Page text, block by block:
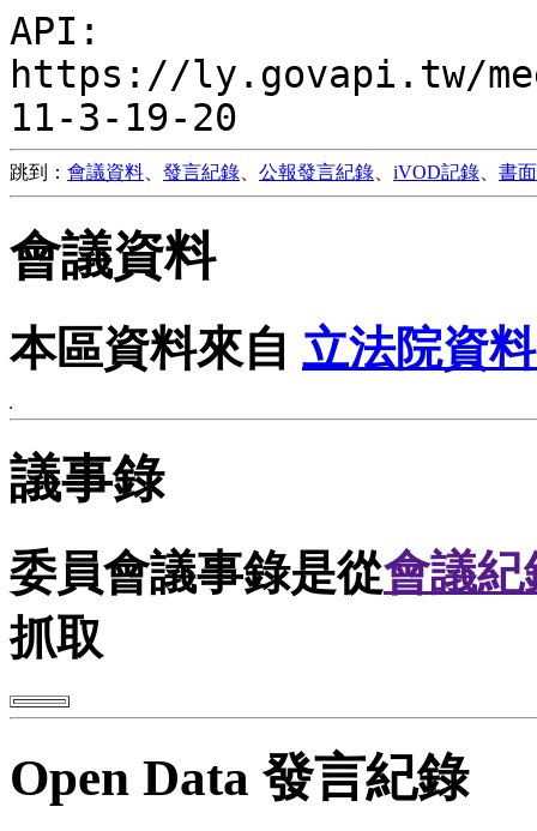
API:
https://ly.govapi.tw/meet/
11-3-19-20
跳到： 會議資料 發言紀錄 公報發言紀錄 iVOD記錄 書
會議資料
本區資料來自 立法院資
議事錄
委員會議事錄是從會議紀
抓取
Open Data 發言紀錄